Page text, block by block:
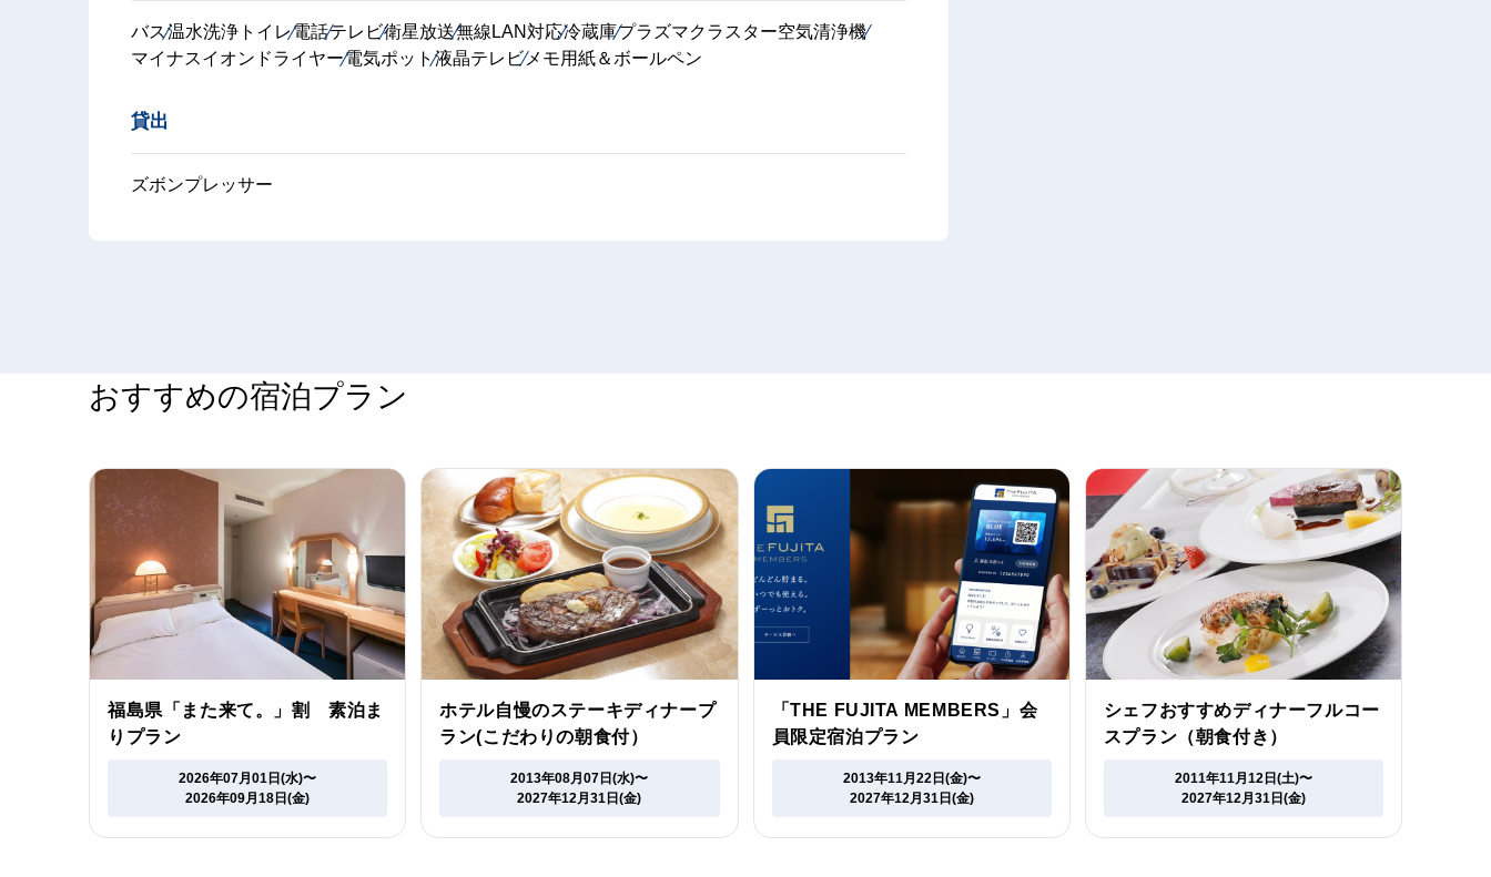
バス温水洗浄トイレ電話テレビ衛星放送無線LAN対応冷蔵庫プラズマクラスター空気清浄機
マイナスイオンドライヤー電気ポット液晶テレビメモ用紙＆ボールペン
貸出
ズボンプレッサー
おすすめの宿泊プラン
福島県「また来て。」割 素泊ま
りプラン
2026年07月01日(水)〜
2026年09月18日(金)
ホテル自慢のステーキディナープ
ラン(こだわりの朝食付）
2013年08月07日(水)〜
2027年12月31日(金)
「THE FUJITA MEMBERS」会
員限定宿泊プラン
2013年11月22日(金)〜
2027年12月31日(金)
シェフおすすめディナーフルコー
スプラン（朝食付き）
2011年11月12日(土)〜
2027年12月31日(金)